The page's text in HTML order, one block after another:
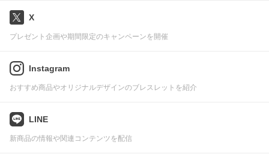
X
プレゼント企画や期間限定のキャンペーンを開催
Instagram
おすすめ商品やオリジナルデザインのブレスレットを紹介
LINE
新商品の情報や関連コンテンツを配信